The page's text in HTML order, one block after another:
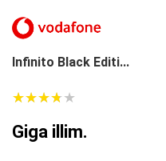
Infinito Black Editi...
★★★★★
★★★★★
Giga illim.